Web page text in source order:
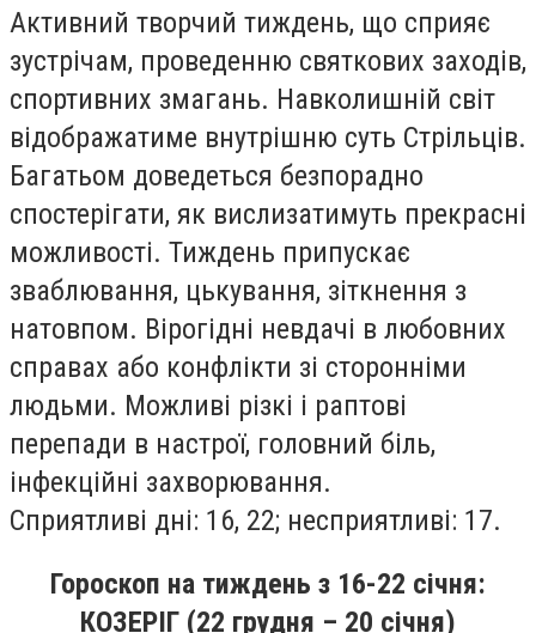
Активний творчий тиждень, що сприяє
зустрiчам, проведенню святкових заходiв,
спортивних змагань. Навколишнiй свiт
вiдображатиме внутрiшню суть Стрiльцiв.
Багатьом доведеться безпорадно
спостерiгати, як вислизатимуть прекраснi
можливостi. Тиждень припускає
зваблювання, цькування, зiткнення з
натовпом. Вiрогiднi невдачi в любовних
справах або конфлiкти зi стороннiми
людьми. Можливi рiзкi i раптовi
перепади в настрої, головний бiль,
iнфекцiйнi захворювання.
Сприятливi днi: 16, 22; несприятливi: 17.
Гороскоп на тиждень з 16-22 січня:
КОЗЕРІГ (22 грудня – 20 січня)